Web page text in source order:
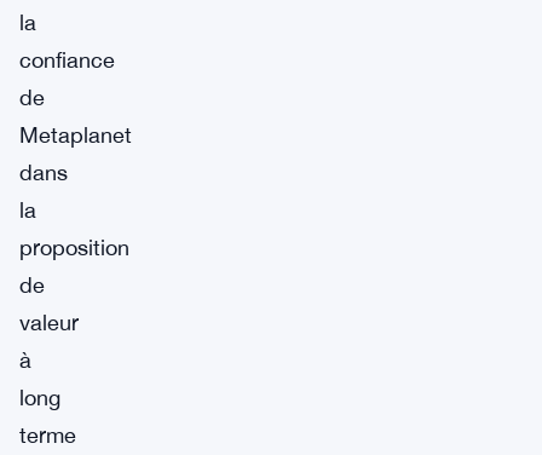
la
confiance
de
Metaplanet
dans
la
proposition
de
valeur
à
long
terme